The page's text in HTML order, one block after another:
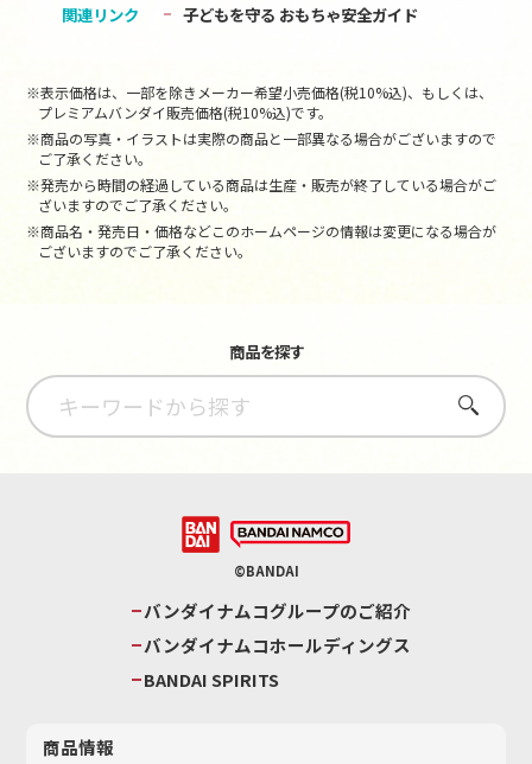
関連リンク
子どもを守る おもちゃ安全ガイド
※表示価格は、一部を除きメーカー希望小売価格(税10%込)、もしくは、
プレミアムバンダイ販売価格(税10%込)です。
※商品の写真・イラストは実際の商品と一部異なる場合がございますので
ご了承ください。
※発売から時間の経過している商品は生産・販売が終了している場合がご
ざいますのでご了承ください。
※商品名・発売日・価格などこのホームページの情報は変更になる場合が
ございますのでご了承ください。
商品を探す
さがす
©BANDAI
バンダイナムコグループのご紹介
バンダイナムコホールディングス
BANDAI SPIRITS
商品情報